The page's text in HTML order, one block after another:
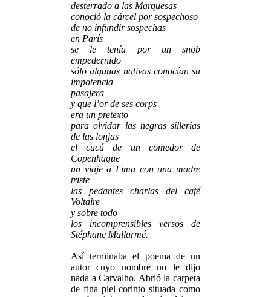
desterrado a las Marquesas
conoció la cárcel por sospechoso
de no infundir sospechas
en París
se le tenía por un snob
empedernido
sólo algunas nativas conocían su
impotencia
pasajera
y que l’or de ses corps
era un pretexto
para olvidar las negras sillerías
de las lonjas
el cucú de un comedor de
Copenhague
un viaje a Lima con una madre
triste
las pedantes charlas del café
Voltaire
y sobre todo
los incomprensibles versos de
Stéphane Mallarmé.
Así terminaba el poema de un
autor cuyo nombre no le dijo
nada a Carvalho. Abrió la carpeta
de fina piel corinto situada como